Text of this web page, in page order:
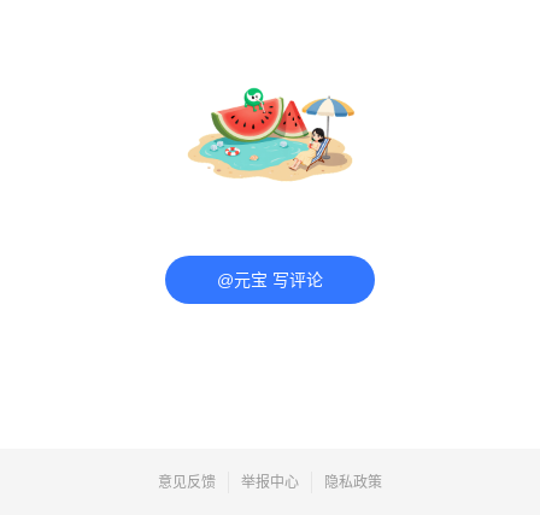
@元宝 写评论
意见反馈 举报中心 隐私政策